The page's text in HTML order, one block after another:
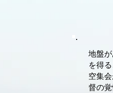
地盤
を得
空集
督の